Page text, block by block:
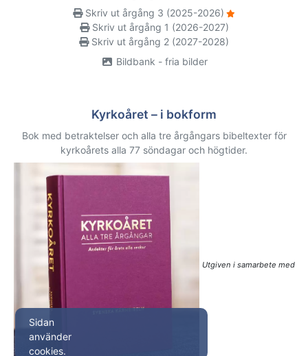
Skriv ut årgång 3 (2025-2026)
Skriv ut årgång 1 (2026-2027)
Skriv ut årgång 2 (2027-2028)
Bildbank - fria bilder
Kyrkoåret – i bokform
Bok med betraktelser och alla tre årgångars bibeltexter för
kyrkoårets alla 77 söndagar och högtider.
Utgiven i samarbete med
Sidan
använder
cookies.